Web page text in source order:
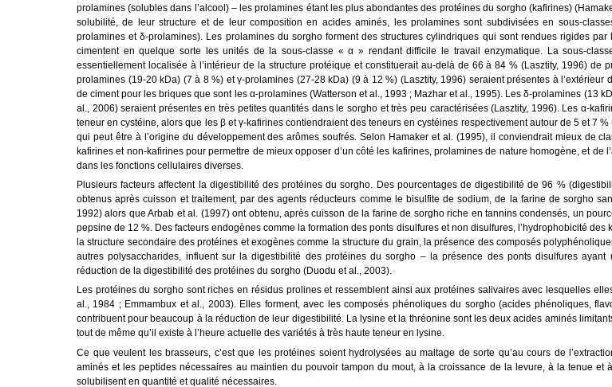
prolamines (solubles dans l’alcool) – les prolamines étant les plus abondantes des protéines du sorgho (kafirines)
solubilité, de leur structure et de leur composition en acides aminés, les prolamines sont subdivisées en sous-
prolamines et δ-prolamines). Les prolamines du sorgho forment des structures cylindriques qui sont rendues rigides
cimentent en quelque sorte les unités de la sous-classe « α » rendant difficile le travail enzymatique. La sous-
essentiellement localisée à l’intérieur de la structure protéique et constituerait au-delà de 66 à 84 % (Lasztity, 1996) de
prolamines (19-20 kDa) (7 à 8 %) et γ-prolamines (27-28 kDa) (9 à 12 %) (Lasztity, 1996) seraient présentes à l’extérieur
de ciment pour les briques que sont les α-prolamines (Watterson et al., 1993 ; Mazhar et al., 1995). Les δ-prolamines (13
al., 2006) seraient présentes en très petites quantités dans le sorgho et très peu caractérisées (Lasztity, 1996). Les α-
teneur en cystéine, alors que les β et γ-kafirines contiendraient des teneurs en cystéines respectivement autour de 5 et 7
qui peut être à l’origine du développement des arômes soufrés. Selon Hamaker et al. (1995), il conviendrait mieux de
kafirines et non-kafirines pour permettre de mieux opposer d’un côté les kafirines, prolamines de nature homogène, et de
dans les fonctions cellulaires diverses.
Plusieurs facteurs affectent la digestibilité des protéines du sorgho. Des pourcentages de digestibilité de 96 %
obtenus après cuisson et traitement, par des agents réducteurs comme le bisulfite de sodium, de la farine de sorgho
1992) alors que Arbab et al. (1997) ont obtenu, après cuisson de la farine de sorgho riche en tannins condensés, un
pepsine de 12 %. Des facteurs endogènes comme la formation des ponts disulfures et non disulfures, l’hydrophobicité des
la structure secondaire des protéines et exogènes comme la structure du grain, la présence des composés
autres polysaccharides, influent sur la digestibilité des protéines du sorgho – la présence des ponts disulfures
réduction de la digestibilité des protéines du sorgho (Duodu et al., 2003).
Les protéines du sorgho sont riches en résidus prolines et ressemblent ainsi aux protéines salivaires avec lesquelles
al., 1984 ; Emmambux et al., 2003). Elles forment, avec les composés phénoliques du sorgho (acides phénoliques,
contribuent pour beaucoup à la réduction de leur digestibilité. La lysine et la thréonine sont les deux acides aminés
tout de même qu’il existe à l’heure actuelle des variétés à très haute teneur en lysine.
Ce que veulent les brasseurs, c’est que les protéines soient hydrolysées au maltage de sorte qu’au cours de
aminés et les peptides nécessaires au maintien du pouvoir tampon du mout, à la croissance de la levure, à la tenue et
solubilisent en quantité et qualité nécessaires.